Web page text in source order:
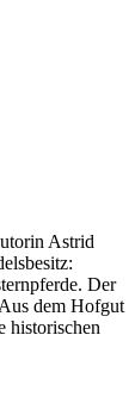
Astrid
Der
dem Hofgut
historischen